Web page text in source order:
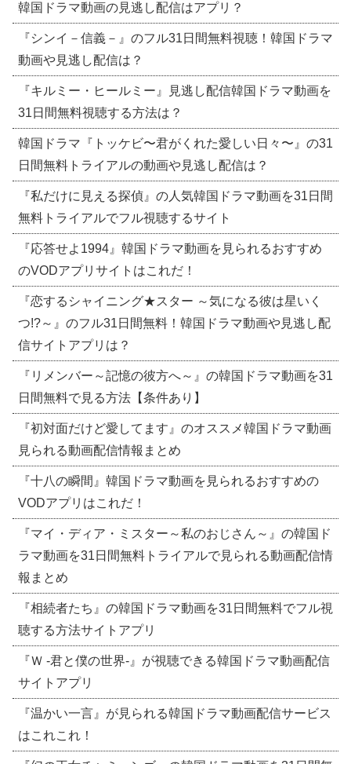
韓国ドラマ動画の見逃し配信はアプリ？
『シンイ－信義－』のフル31日間無料視聴！韓国ドラマ
動画や見逃し配信は？
『キルミー・ヒールミー』見逃し配信韓国ドラマ動画を
31日間無料視聴する方法は？
韓国ドラマ『トッケビ〜君がくれた愛しい日々〜』の31
日間無料トライアルの動画や見逃し配信は？
『私だけに見える探偵』の人気韓国ドラマ動画を31日間
無料トライアルでフル視聴するサイト
『応答せよ1994』韓国ドラマ動画を見られるおすすめ
のVODアプリサイトはこれだ！
『恋するシャイニング★スター ～気になる彼は星いく
つ!?～』のフル31日間無料！韓国ドラマ動画や見逃し配
信サイトアプリは？
『リメンバー～記憶の彼方へ～』の韓国ドラマ動画を31
日間無料で見る方法【条件あり】
『初対面だけど愛してます』のオススメ韓国ドラマ動画
見られる動画配信情報まとめ
『十八の瞬間』韓国ドラマ動画を見られるおすすめの
VODアプリはこれだ！
『マイ・ディア・ミスター～私のおじさん～』の韓国ド
ラマ動画を31日間無料トライアルで見られる動画配信情
報まとめ
『相続者たち』の韓国ドラマ動画を31日間無料でフル視
聴する方法サイトアプリ
『Ｗ -君と僕の世界-』が視聴できる韓国ドラマ動画配信
サイトアプリ
『温かい一言』が見られる韓国ドラマ動画配信サービス
はこれこれ！